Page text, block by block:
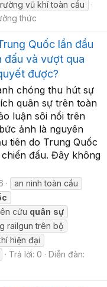
vũ khí toàn cầu
thức
Quốc lần đầu
đấu và vượt qua
được?
chóng thu hút sự
quân sự trên toàn
luận sôi nổi trên
ảnh là nguyên
tiên do Trung Quốc
đấu. Đây không
an ninh toàn cầu
cứu quân sự
railgun trên bộ
hiện đại
Trả lời: 0
Diễn đàn: